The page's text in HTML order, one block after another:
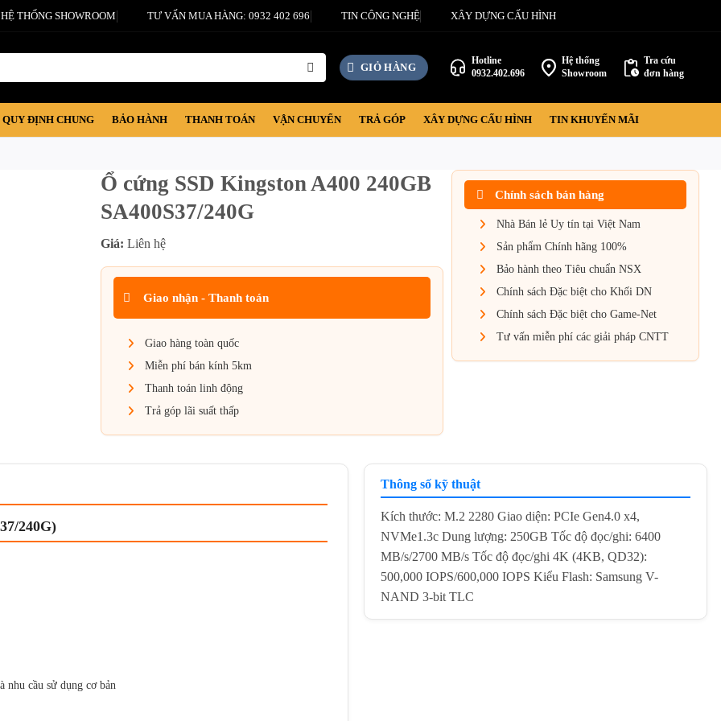
HỆ THỐNG SHOWROOM TƯ VẤN MUA HÀNG: 0932 402 696 TIN CÔNG NGHỆ XÂY DỰNG CẤU HÌNH
GIỎ HÀNG
Hotline
0932.402.696
Hệ thống
Showroom
Tra cứu
đơn hàng
QUY ĐỊNH CHUNG BẢO HÀNH THANH TOÁN VẬN CHUYỂN TRẢ GÓP XÂY DỰNG CẤU HÌNH TIN KHUYẾN MÃI
Ổ cứng SSD Kingston A400 240GB
SA400S37/240G
Giá: Liên hệ
Giao nhận - Thanh toán
Giao hàng toàn quốc
Miễn phí bán kính 5km
Thanh toán linh động
Trả góp lãi suất thấp
Chính sách bán hàng
Nhà Bán lẻ Uy tín tại Việt Nam
Sản phẩm Chính hãng 100%
Bảo hành theo Tiêu chuẩn NSX
Chính sách Đặc biệt cho Khối DN
Chính sách Đặc biệt cho Game-Net
Tư vấn miễn phí các giải pháp CNTT
240G)
cầu sử dụng cơ bản
Thông số kỹ thuật
Kích thước: M.2 2280 Giao diện: PCIe Gen4.0 x4,
NVMe1.3c Dung lượng: 250GB Tốc độ đọc/ghi: 6400
MB/s/2700 MB/s Tốc độ đọc/ghi 4K (4KB, QD32):
500,000 IOPS/600,000 IOPS Kiểu Flash: Samsung V-
NAND 3-bit TLC